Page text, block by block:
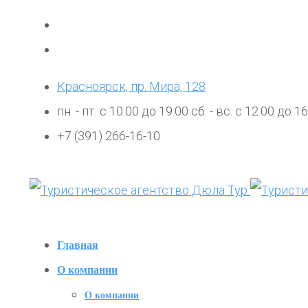
Красноярск, пр. Мира, 128
пн. - пт. с 10.00 до 19.00 сб. - вс. с 12.00 до
+7 (391) 266-16-10
Главная
О компании
О компании